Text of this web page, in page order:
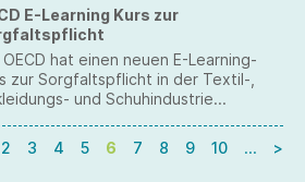
E-Learning Kurs zur
hat einen neuen E-Learning-
zur Sorgfaltspflicht in der Textil-,
und Schuhindustrie
nach erfolgreichem Abschluss wird
Teilnehmern ein Zertifikat
2 3 4 5 6 7 8 9 10 … >